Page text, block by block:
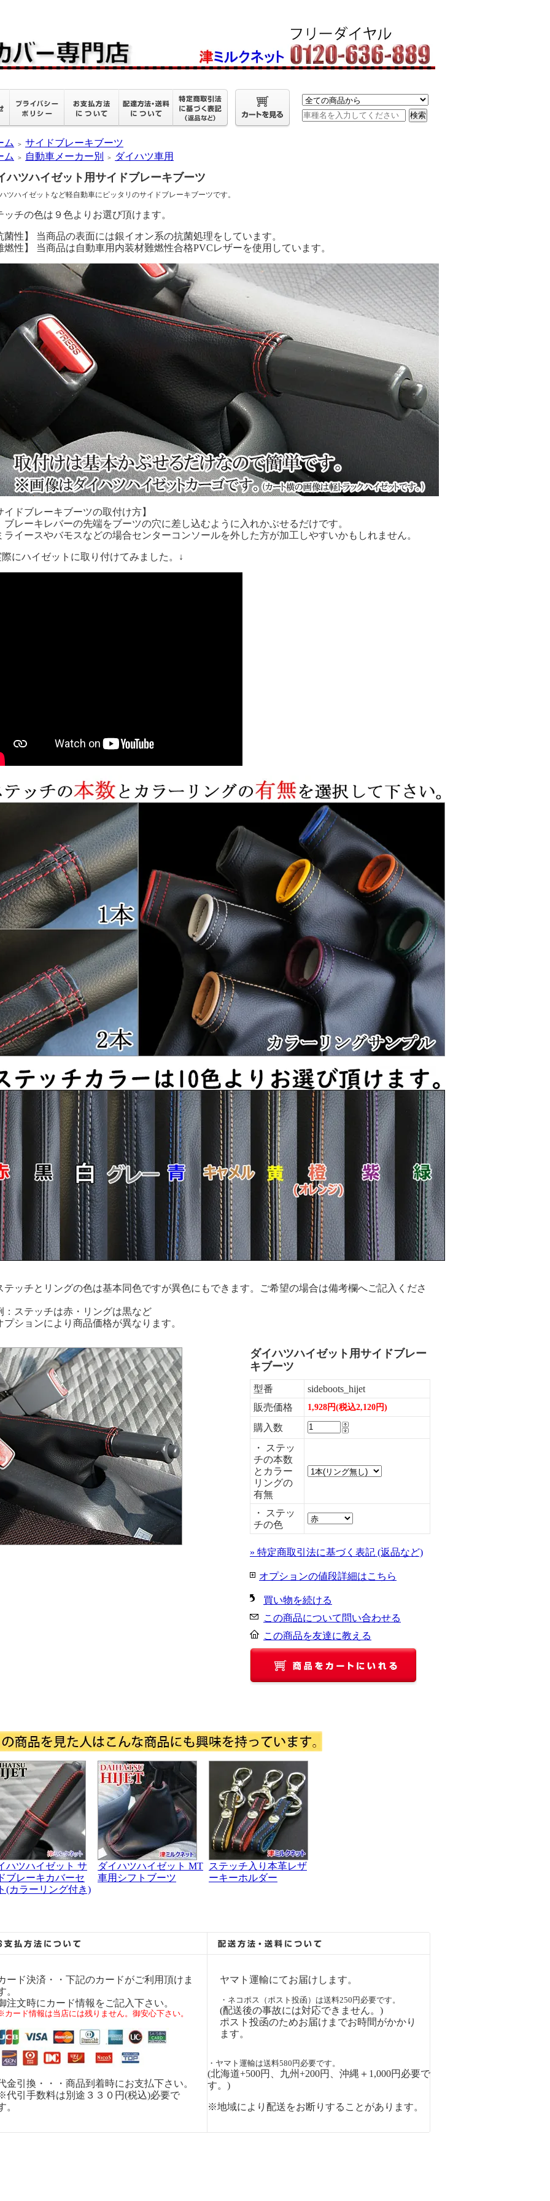
ム ＞ サイドブレーキブーツ
ム
＞ 自動車メーカー別 ＞ ダイハツ車用
ハツハイゼット用サイドブレーキブーツ
ツハイゼットなど軽自動車にピッタリのサイドブレーキブーツです。
ッチの色は９色よりお選び頂けます。
菌性】 当商品の表面には銀イオン系の抗菌処理をしています。
燃性】 当商品は自動車用内装材難燃性合格PVCレザーを使用しています。
イドブレーキブーツの取付け方】
ブレーキレバーの先端をブーツの穴に差し込むように入れかぶせるだけです。
イースやバモスなどの場合センターコンソールを外した方が加工しやすいかもしれません。
際にハイゼットに取り付けてみました。↓
ッチとリングの色は基本同色ですが異色にもできます。ご希望の場合は備考欄へご記入くださ
ステッチは赤・リングは黒など
ションにより商品価格が異なります。
ダイハツハイゼット用サイドブレー
キブーツ
型番
sideboots_hijet
販売価格
1,928円(税込2,120円)
購入数
・ ステッ
チの本数
とカラー
リングの
有無
・ ステッ
チの色
» 特定商取引法に基づく表記 (返品など)
オプションの値段詳細はこちら
買い物を続ける
この商品について問い合わせる
この商品を友達に教える
ハツハイゼット サ
ブレーキカバーセ
(カラーリング付き)
ダイハツハイゼット MT
車用シフトブーツ
ステッチ入り本革レザ
ーキーホルダー
ード決済・・下記のカードがご利用頂けま
。
注文時にカード情報をご記入下さい。
カード情報は当店には残りません。御安心下さい。
金引換・・・商品到着時にお支払下さい。
代引手数料は別途３３０円(税込)必要で
。
ヤマト運輸にてお届けします。
・ネコポス（ポスト投函）は送料250円必要です。
(配送後の事故には対応できません。)
ポスト投函のためお届けまでお時間がかかり
ます。
・ヤマト運輸は送料580円必要です。
(北海道+500円、九州+200円、沖縄＋1,000円必要で
す。)
※地域により配送をお断りすることがあります。